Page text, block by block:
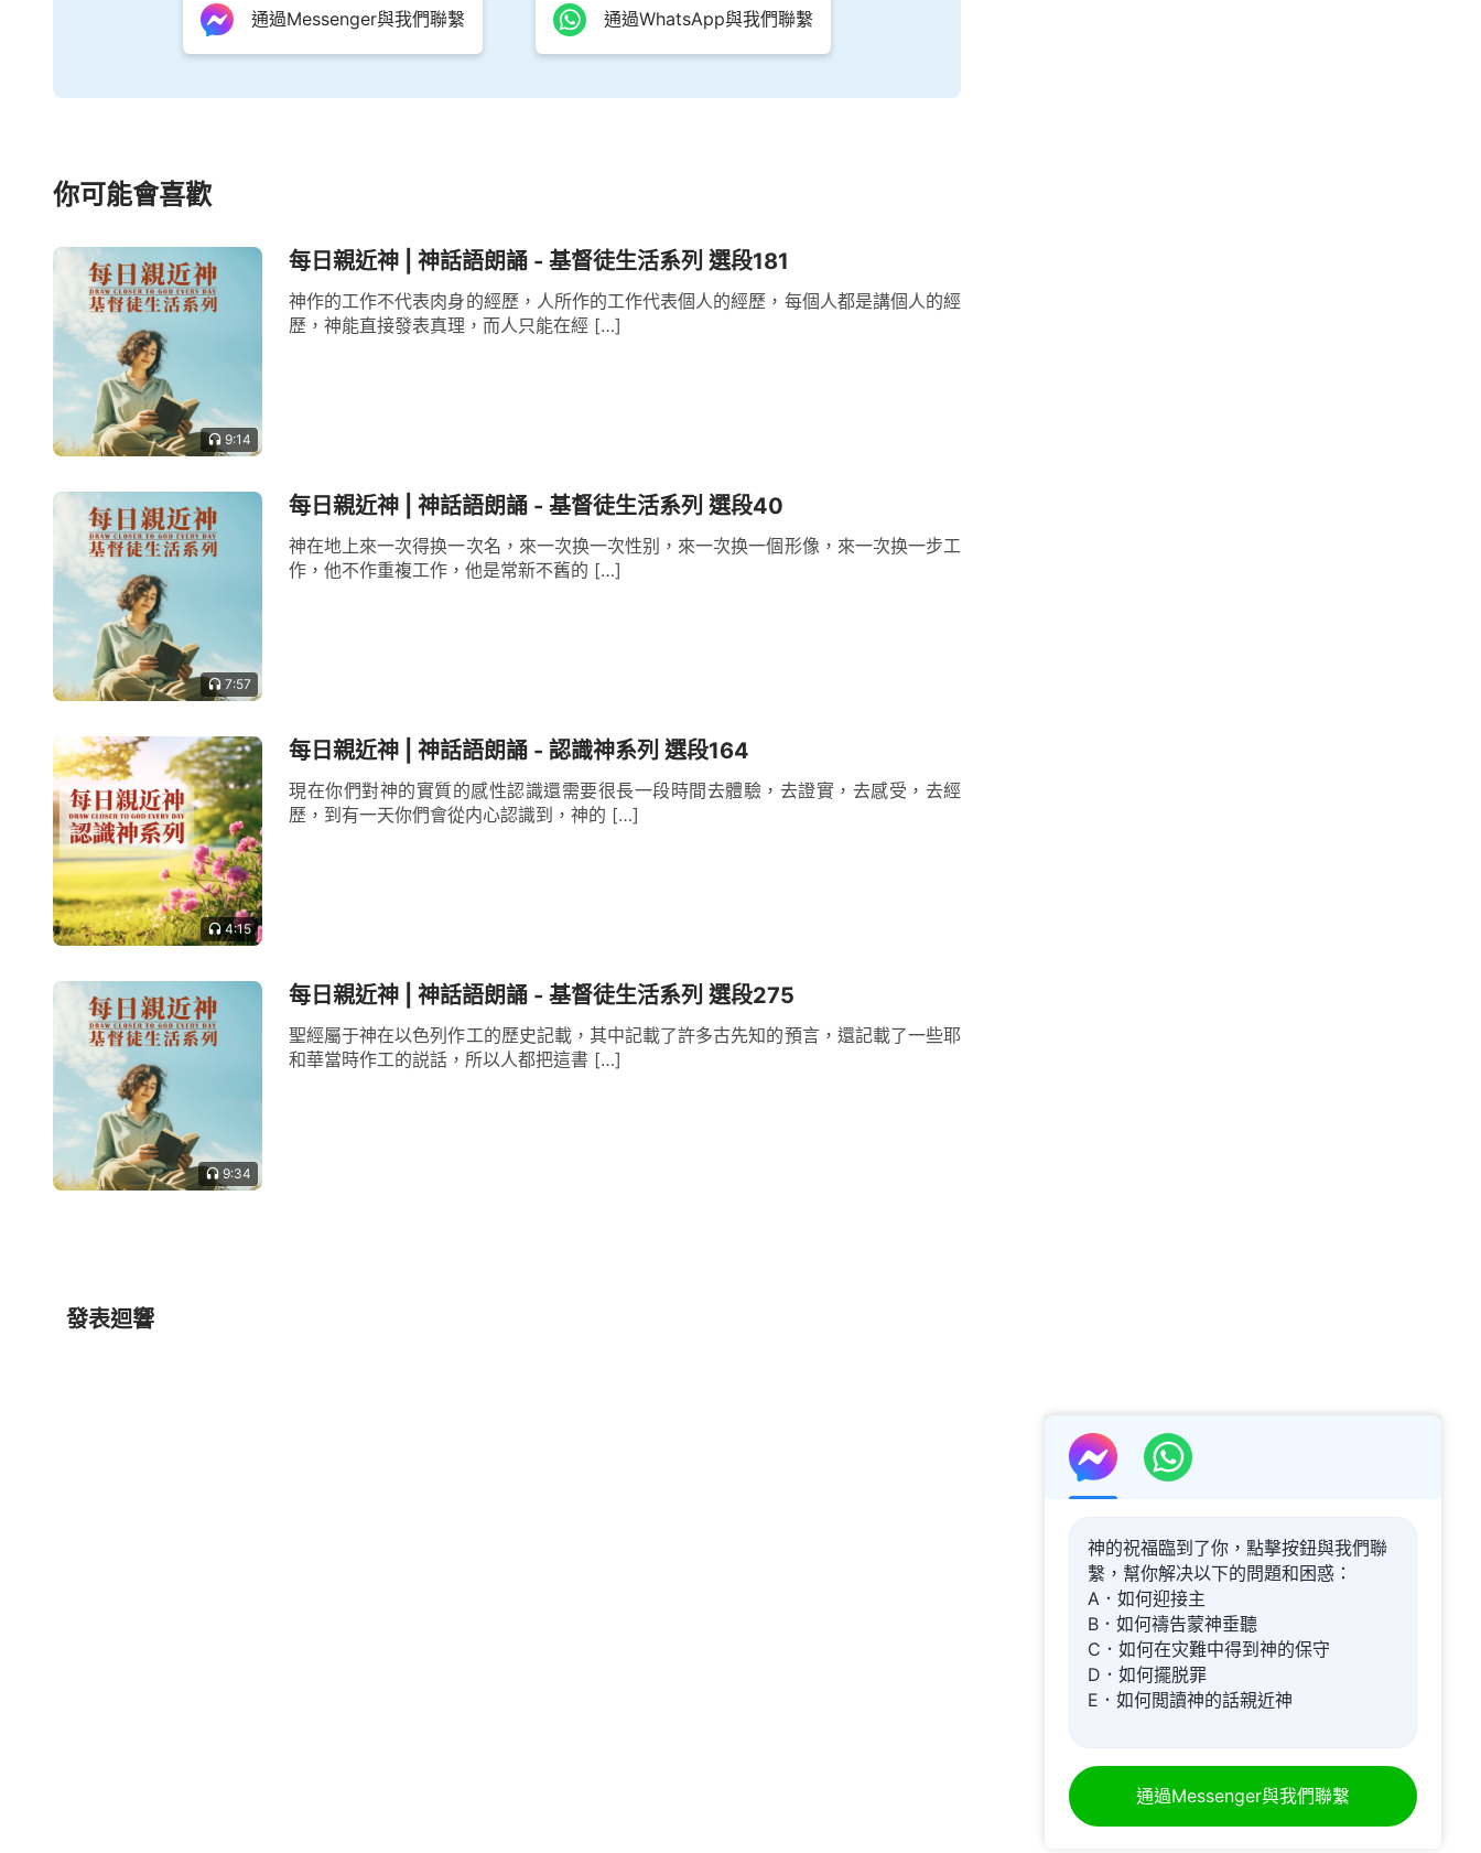
通過Messenger與我們聯繫 通過WhatsApp與我們聯繫
你可能會喜歡
9:14
每日親近神 | 神話語朗誦 - 基督徒生活系列 選段181
神作的工作不代表肉身的經歷，人所作的工作代表個人的經歷，每個人都是講個人的經
歷，神能直接發表真理，而人只能在經 […]
7:57
每日親近神 | 神話語朗誦 - 基督徒生活系列 選段40
神在地上來一次得换一次名，來一次换一次性别，來一次换一個形像，來一次换一步工
作，他不作重複工作，他是常新不舊的 […]
4:15
每日親近神 | 神話語朗誦 - 認識神系列 選段164
現在你們對神的實質的感性認識還需要很長一段時間去體驗，去證實，去感受，去經
歷，到有一天你們會從内心認識到，神的 […]
9:34
每日親近神 | 神話語朗誦 - 基督徒生活系列 選段275
聖經屬于神在以色列作工的歷史記載，其中記載了許多古先知的預言，還記載了一些耶
和華當時作工的説話，所以人都把這書 […]
發表迴響
神的祝福臨到了你，點擊按鈕與我們聯
繫，幫你解决以下的問題和困惑：
A．如何迎接主
B．如何禱告蒙神垂聽
C．如何在灾難中得到神的保守
D．如何擺脱罪
E．如何閲讀神的話親近神
通過Messenger與我們聯繫